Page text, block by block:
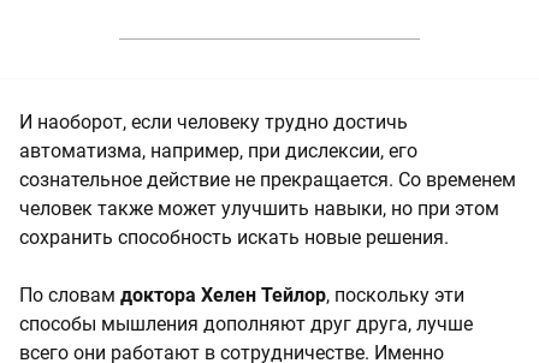
И наоборот, если человеку трудно достичь
автоматизма, например, при дислексии, его
сознательное действие не прекращается. Со временем
человек также может улучшить навыки, но при этом
сохранить способность искать новые решения.
По словам доктора Хелен Тейлор, поскольку эти
способы мышления дополняют друг друга, лучше
всего они работают в сотрудничестве. Именно